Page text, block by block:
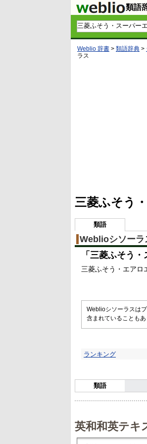
類語
Weblio 辞書 > 類語辞典 >
ラス
三菱ふそう
類語
Weblioシソーラ
「 三菱ふそう・
三菱ふそう・エアロ
Weblioシソーラスは
含まれていることも
ランキング
類語
英和和英テキ